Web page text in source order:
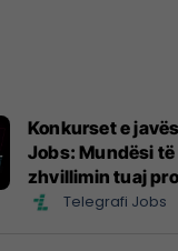
Konkurset e
Jobs: Mundësi të
zhvillimin tuaj
Telegrafi Jobs